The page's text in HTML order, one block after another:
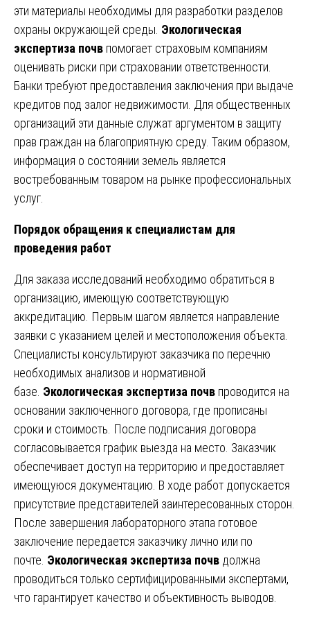
эти материалы необходимы для разработки разделов
охраны окружающей среды. Экологическая
экспертиза почв помогает страховым компаниям
оценивать риски при страховании ответственности.
Банки требуют предоставления заключения при выдаче
кредитов под залог недвижимости. Для общественных
организаций эти данные служат аргументом в защиту
прав граждан на благоприятную среду. Таким образом,
информация о состоянии земель является
востребованным товаром на рынке профессиональных
услуг.
Порядок обращения к специалистам для
проведения работ
Для заказа исследований необходимо обратиться в
организацию, имеющую соответствующую
аккредитацию. Первым шагом является направление
заявки с указанием целей и местоположения объекта.
Специалисты консультируют заказчика по перечню
необходимых анализов и нормативной
базе. Экологическая экспертиза почв проводится на
основании заключенного договора, где прописаны
сроки и стоимость. После подписания договора
согласовывается график выезда на место. Заказчик
обеспечивает доступ на территорию и предоставляет
имеющуюся документацию. В ходе работ допускается
присутствие представителей заинтересованных сторон.
После завершения лабораторного этапа готовое
заключение передается заказчику лично или по
почте. Экологическая экспертиза почв должна
проводиться только сертифицированными экспертами,
что гарантирует качество и объективность выводов.